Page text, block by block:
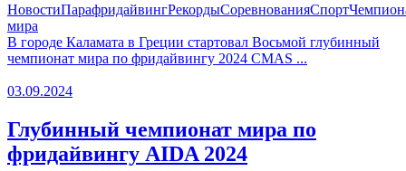
НовостиПарафридайвингРекордыСоревнованияСпорт
мира
В городе Каламата в Греции стартовал Восьмой глубинный
чемпионат мира по фридайвингу 2024 CMAS ...
03.09.2024
Глубинный чемпионат мира по
фридайвингу AIDA 2024